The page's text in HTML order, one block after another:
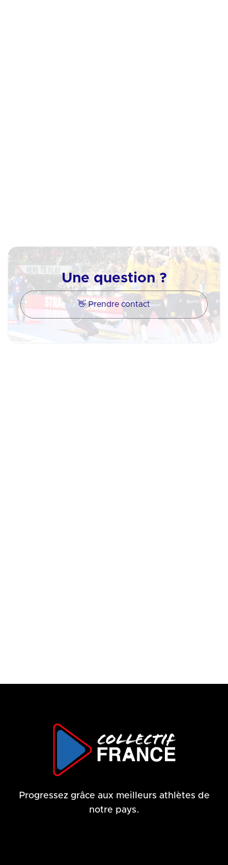
Une question ?
👋 Prendre contact
Progressez grâce aux meilleurs athlètes de
notre pays.